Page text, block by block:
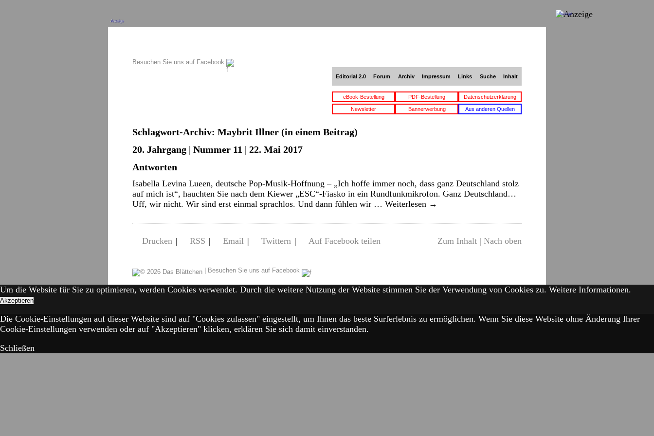
Anzeige
Besuchen Sie uns auf Facebook
Editorial 2.0 Forum Archiv Impressum Links Suche Inhalt
eBook-Bestellung PDF-Bestellung Datenschutzerklärung
Newsletter Bannerwerbung Aus anderen Quellen
Schlagwort-Archiv: Maybrit Illner (in einem Beitrag)
20. Jahrgang | Nummer 11 | 22. Mai 2017
Antworten
Isabella Levina Lueen, deutsche Pop-Musik-Hoffnung – „Ich hoffe immer noch, dass ganz Deutschland stolz
auf mich ist“, hauchten Sie nach dem Kiewer „ESC“-Fiasko in ein Rundfunkmikrofon. Ganz Deutschland…
Uff, wir nicht. Wir sind erst einmal sprachlos. Und dann fühlen wir … Weiterlesen →
Drucken | RSS | Email | Twittern | Auf Facebook teilen Zum Inhalt | Nach oben
| Besuchen Sie uns auf Facebook
Anzeige
Um die Website für Sie zu optimieren, werden Cookies verwendet. Durch die weitere Nutzung der Website stimmen Sie der Verwendung von Cookies zu. Weitere Informationen.
Akzeptieren
Die Cookie-Einstellungen auf dieser Website sind auf "Cookies zulassen" eingestellt, um Ihnen das beste Surferlebnis zu ermöglichen. Wenn Sie diese Website ohne Änderung Ihrer
Cookie-Einstellungen verwenden oder auf "Akzeptieren" klicken, erklären Sie sich damit einverstanden.
Schließen